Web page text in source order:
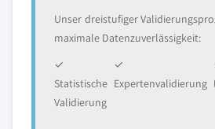
Unser dreistufiger
maximale Datenzuverlässigkeit:
✓
Statistische
Validierung
✓
Expertenvalidierung